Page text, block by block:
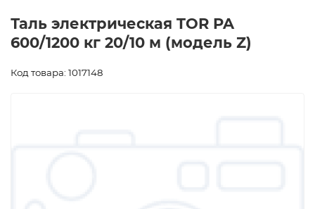
Таль электрическая TOR PA
600/1200 кг 20/10 м (модель Z)
Код товара: 1017148